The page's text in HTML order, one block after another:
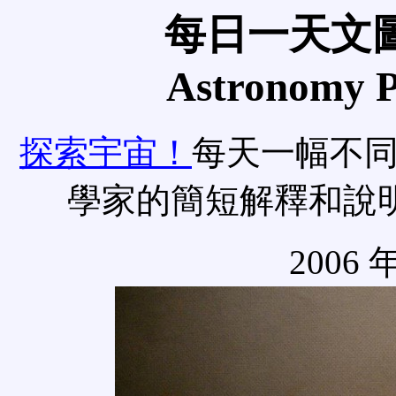
每日一天文
Astronomy
探索宇宙！ 每天一幅不
學家的簡短解釋和說
2006